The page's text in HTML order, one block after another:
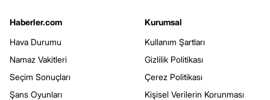
Haberler.com
Hava Durumu
Namaz Vakitleri
Seçim Sonuçları
Şans Oyunları
Kurumsal
Kullanım Şartları
Gizlilik Politikası
Çerez Politikası
Kişisel Verilerin Korunması